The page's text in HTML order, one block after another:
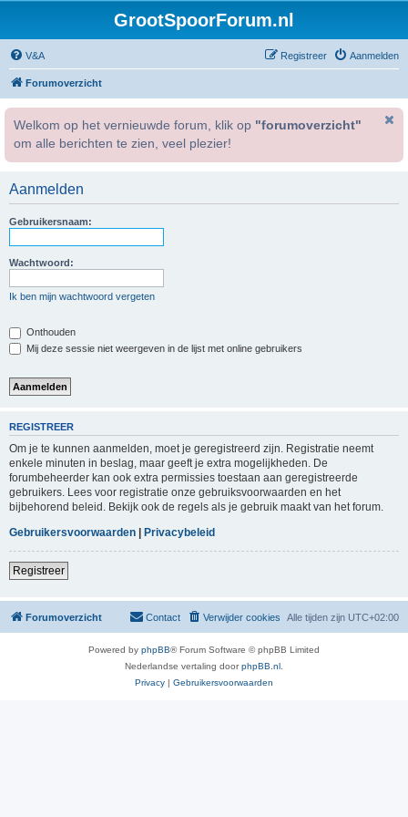
GrootSpoorForum.nl
V&A Aanmelden
Registreer
Forumoverzicht
Welkom op het vernieuwde forum, klik op "forumoverzicht"
om alle berichten te zien, veel plezier!
Aanmelden
Gebruikersnaam:
Wachtwoord:
Ik ben mijn wachtwoord vergeten
Onthouden
Mij deze sessie niet weergeven in de lijst met online gebruikers
REGISTREER
Om je te kunnen aanmelden, moet je geregistreerd zijn. Registratie neemt
enkele minuten in beslag, maar geeft je extra mogelijkheden. De
forumbeheerder kan ook extra permissies toestaan aan geregistreerde
gebruikers. Lees voor registratie onze gebruiksvoorwaarden en het
bijbehorend beleid. Bekijk ook de regels als je gebruik maakt van het forum.
Gebruikersvoorwaarden | Privacybeleid
Registreer
Forumoverzicht Alle tijden zijn UTC+02:00
Verwijder cookies
Contact
Powered by phpBB® Forum Software © phpBB Limited
Nederlandse vertaling doorphpBB.nl
Privacy | Gebruikersvoorwaarden